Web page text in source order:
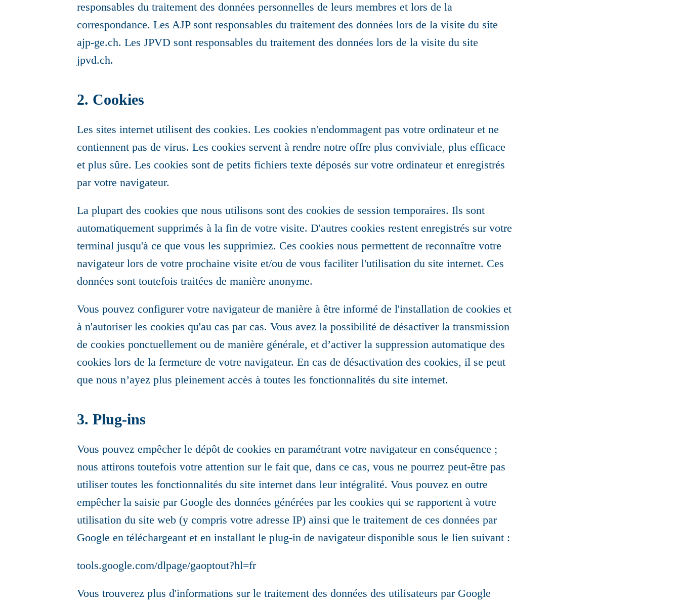
responsables du traitement des données personnelles de leurs membres et lors de la
correspondance. Les AJP sont responsables du traitement des données lors de la visite du site
ajp-ge.ch. Les JPVD sont responsables du traitement des données lors de la visite du site
jpvd.ch.
2. Cookies
Les sites internet utilisent des cookies. Les cookies n'endommagent pas votre ordinateur et ne
contiennent pas de virus. Les cookies servent à rendre notre offre plus conviviale, plus efficace
et plus sûre. Les cookies sont de petits fichiers texte déposés sur votre ordinateur et enregistrés
par votre navigateur.
La plupart des cookies que nous utilisons sont des cookies de session temporaires. Ils sont
automatiquement supprimés à la fin de votre visite. D'autres cookies restent enregistrés sur votre
terminal jusqu'à ce que vous les supprimiez. Ces cookies nous permettent de reconnaître votre
navigateur lors de votre prochaine visite et/ou de vous faciliter l'utilisation du site internet. Ces
données sont toutefois traitées de manière anonyme.
Vous pouvez configurer votre navigateur de manière à être informé de l'installation de cookies et
à n'autoriser les cookies qu'au cas par cas. Vous avez la possibilité de désactiver la transmission
de cookies ponctuellement ou de manière générale, et d’activer la suppression automatique des
cookies lors de la fermeture de votre navigateur. En cas de désactivation des cookies, il se peut
que nous n’ayez plus pleinement accès à toutes les fonctionnalités du site internet.
3. Plug-ins
Vous pouvez empêcher le dépôt de cookies en paramétrant votre navigateur en conséquence ;
nous attirons toutefois votre attention sur le fait que, dans ce cas, vous ne pourrez peut-être pas
utiliser toutes les fonctionnalités du site internet dans leur intégralité. Vous pouvez en outre
empêcher la saisie par Google des données générées par les cookies qui se rapportent à votre
utilisation du site web (y compris votre adresse IP) ainsi que le traitement de ces données par
Google en téléchargeant et en installant le plug-in de navigateur disponible sous le lien suivant :
tools.google.com/dlpage/gaoptout?hl=fr
Vous trouverez plus d'informations sur le traitement des données des utilisateurs par Google